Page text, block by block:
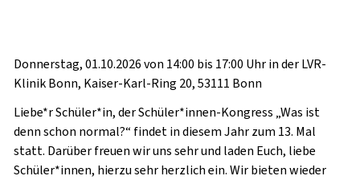
Donnerstag, 01.10.2026 von 14:00 bis 17:00 Uhr in der LVR-
Klinik Bonn, Kaiser-Karl-Ring 20, 53111 Bonn
Liebe*r Schüler*in, der Schüler*innen-Kongress „Was ist
denn schon normal?“ findet in diesem Jahr zum 13. Mal
statt. Darüber freuen wir uns sehr und laden Euch, liebe
Schüler*innen, hierzu sehr herzlich ein. Wir bieten wieder